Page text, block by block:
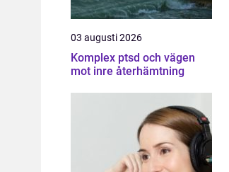
03 augusti 2026
Komplex ptsd och vägen
mot inre återhämtning